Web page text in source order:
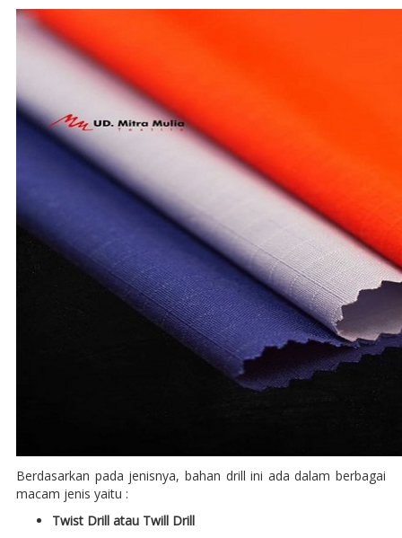
Berdasarkan pada jenisnya, bahan drill ini ada dalam berbagai
macam jenis yaitu :
Twist Drill atau Twill Drill